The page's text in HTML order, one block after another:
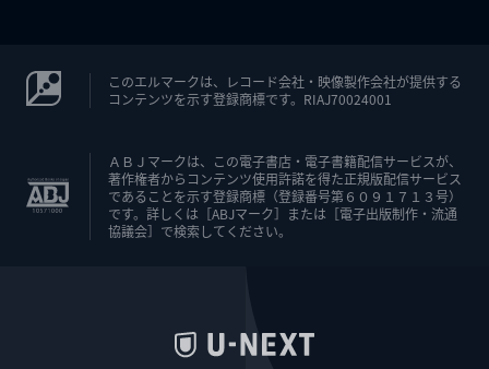
このエルマークは、レコード会社・映像製作会社が提供する
コンテンツを示す登録商標です。RIAJ70024001
ＡＢＪマークは、この電子書店・電子書籍配信サービスが、
著作権者からコンテンツ使用許諾を得た正規版配信サービス
であることを示す登録商標（登録番号第６０９１７１３号）
です。詳しくは［ABJマーク］または［電子出版制作・流通
協議会］で検索してください。